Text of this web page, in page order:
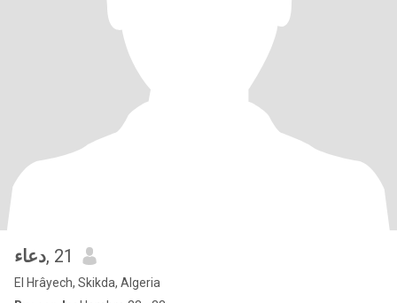
دعاء, 21
El Hrâyech, Skikda, Algeria